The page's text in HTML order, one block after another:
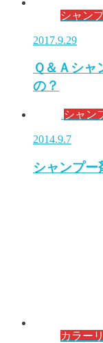
シャン
2017.9.29
Ｑ＆Ａシ
の？
シャン
2014.9.7
シャンプー
カラー